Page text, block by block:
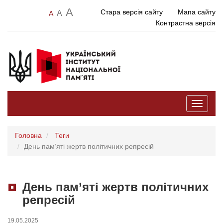
A A A Стара версія сайту
Мапа сайту
Контрастна версія
Toggle
Головна
Теги
День пам’яті жертв політичних репресій
День пам’яті жертв політичних
репресій
19.05.2025